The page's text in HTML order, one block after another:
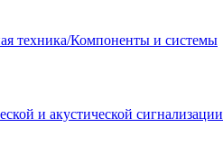
техника/Компоненты и системы
и акустической сигнализации